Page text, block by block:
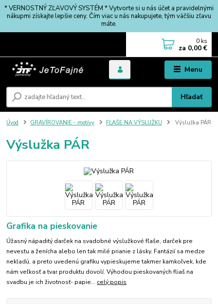
* VERNOSTNÝ ZĽAVOVÝ SYSTÉM * Vytvorte si u nás účet a pravidelnými
nákupmi získajte lepšie ceny. Čím viac u nás nakupujete, tým väčšiu zľavu
máte.
Menu
Hľadať
0 ks
za 0,00 €
Úvod GRAVÍROVANIE - motívy FĽAŠE NA VÝSLUŽKU Výslužka PÁR
Výslužka PÁR
Grafika na pieskovanie
Úžasný nápaditý darček na svadobné výslužkové fľaše, darček pre
nevestu a ženícha alebo len tak milé prianie z lásky. Fantázií sa medze
nekladú, a preto uvedenú grafiku vypieskujeme takmer kamkoľvek, kde
nám veľkosť a tvar produktu dovolí. Výhodou pieskovaných fliaš na
svadbu je ich životnosť- papie... celý popis